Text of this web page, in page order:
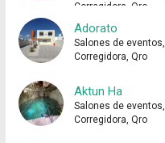
Corregidora, Qro
Adorato
Salones de eventos,
Corregidora, Qro
Aktun Ha
Salones de eventos,
Corregidora, Qro